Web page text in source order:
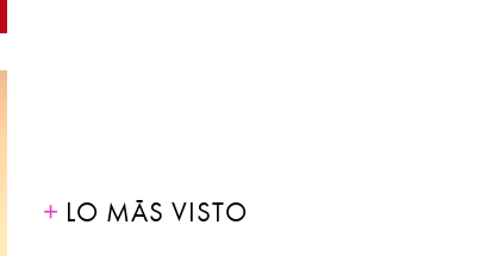
LO MÁS VISTO